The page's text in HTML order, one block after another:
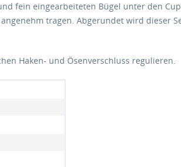
fein eingearbeiteten Bügel unter den
tragen. Abgerundet wird dieser
Haken- und Ösenverschluss regulieren.